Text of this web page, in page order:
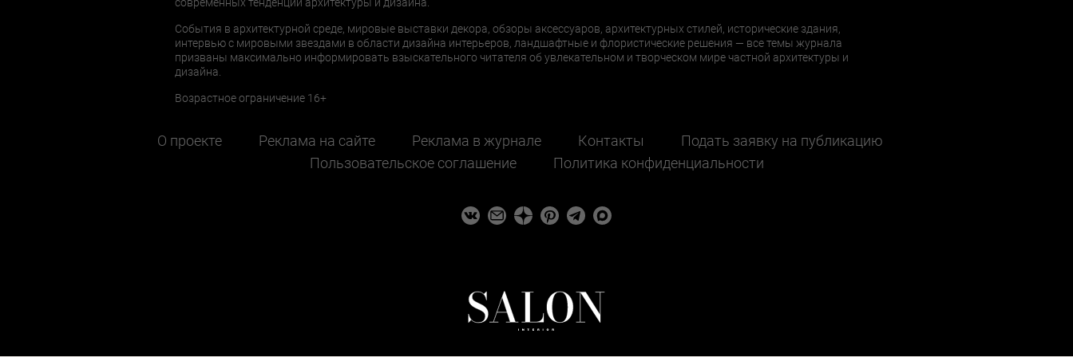
События в архитектурной среде, мировые выставки декора, обзоры аксессуаров, архитектурных стилей, исторические здания,
интервью с мировыми звездами в области дизайна интерьеров, ландшафтные и флористические решения — все темы журнала
призваны максимально информировать взыскательного читателя об увлекательном и творческом мире частной архитектуры и
дизайна.
Возрастное ограничение 16+
О проекте Реклама на сайте Реклама в журнале Контакты
Подать заявку на публикацию
Пользовательское соглашение
Политика конфиденциальности